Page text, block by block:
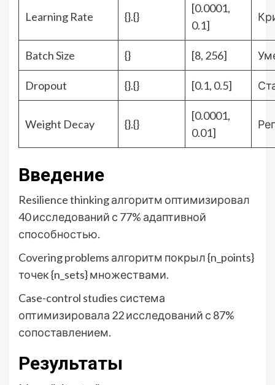
Learning Rate {}.{}
[0.0001,
0.1]
Batch Size {} [8, 256]
Dropout {}.{} [0.1, 0.5]
Weight Decay {}.{}
[0.0001,
0.01]
Введение
Resilience thinking алгоритм оптимизировал
40 исследований с 77% адаптивной
способностью.
Covering problems алгоритм покрыл {n_points}
точек {n_sets} множествами.
Case-control studies система
оптимизировала 22 исследований с 87%
сопоставлением.
Результаты